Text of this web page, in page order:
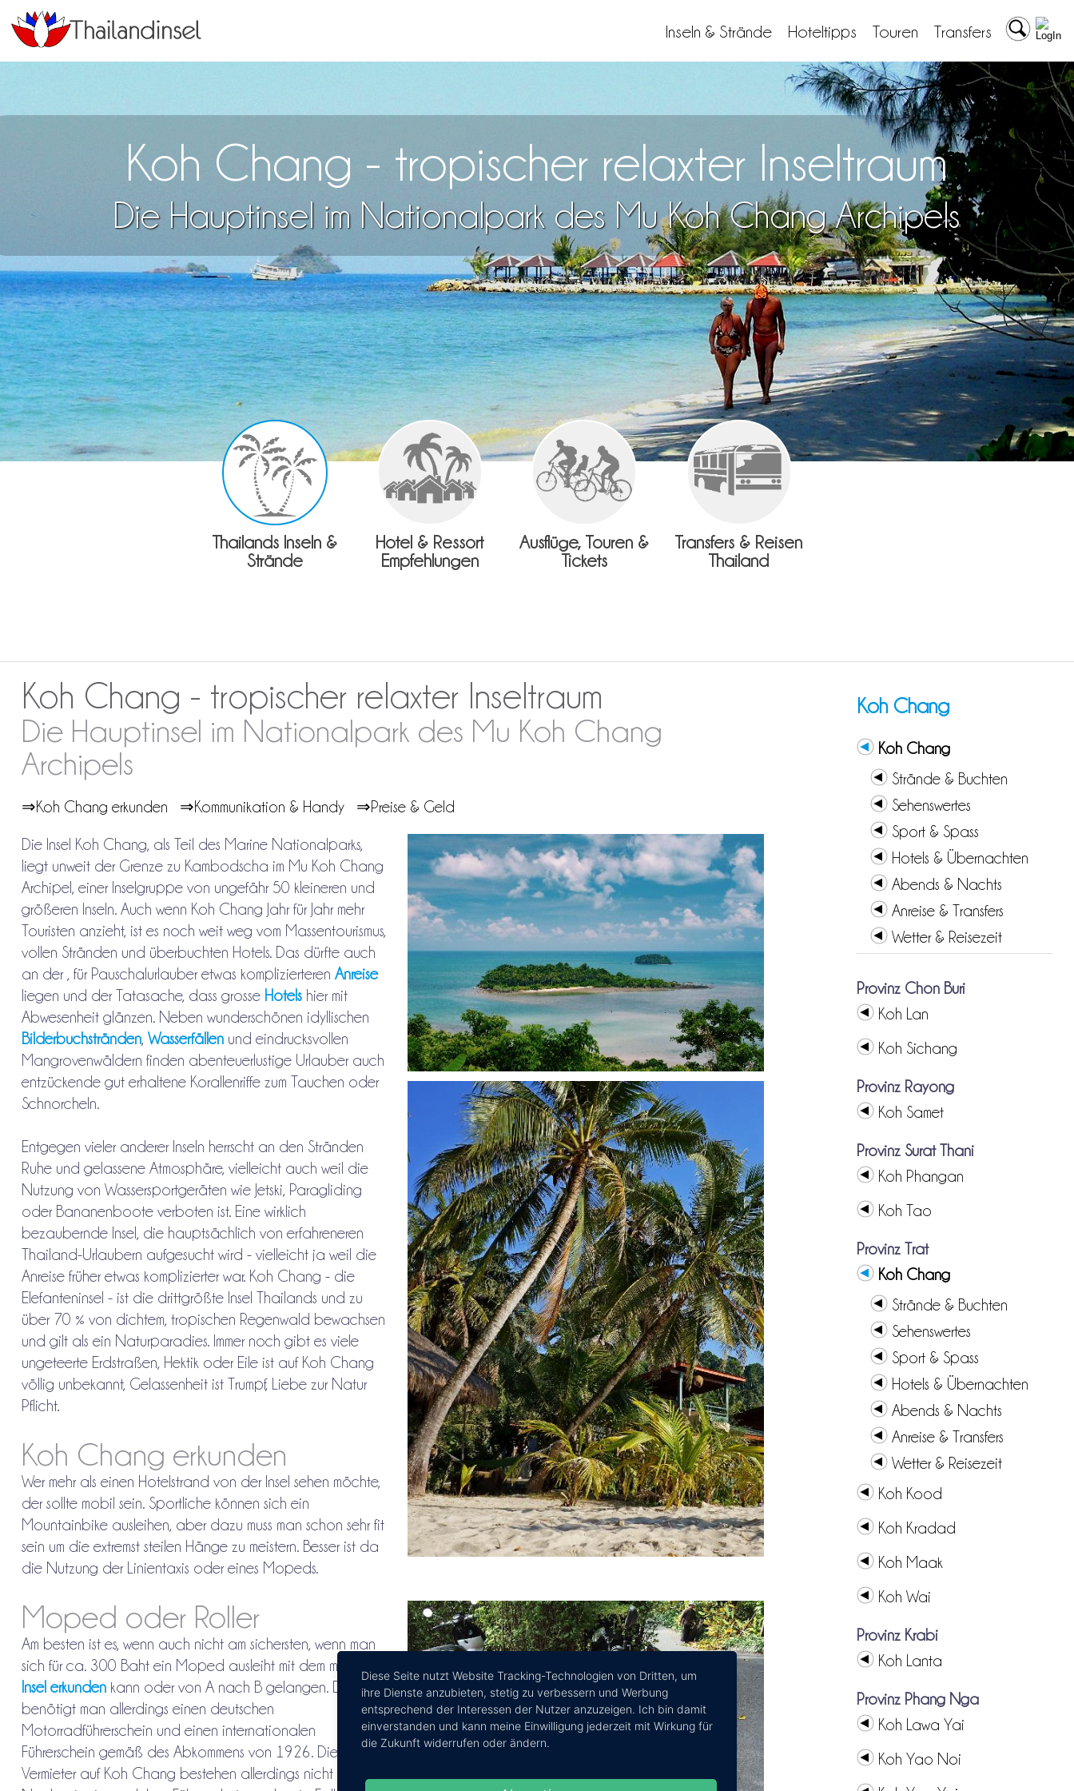
Transfers
Touren
Hoteltipps
Inseln & Strände
Koh Chang - tropischer relaxter Inseltraum
Die Hauptinsel im Nationalpark des Mu Koh Chang Archipels
Thailands Inseln &
Strände
Hotel & Ressort
Empfehlungen
Ausflüge, Touren &
Tickets
Transfers & Reisen
Thailand
Koh Chang - tropischer relaxter Inseltraum
Die Hauptinsel im Nationalpark des Mu Koh Chang
Archipels
⇒Koh Chang erkunden ⇒Kommunikation & Handy ⇒Preise & Geld
Die Insel Koh Chang, als Teil des Marine Nationalparks,
liegt unweit der Grenze zu Kambodscha im Mu Koh Chang
Archipel, einer Inselgruppe von ungefähr 50 kleineren und
größeren Inseln. Auch wenn Koh Chang Jahr für Jahr mehr
Touristen anzieht, ist es noch weit weg vom Massentourismus,
vollen Stränden und überbuchten Hotels. Das dürfte auch
an der , für Pauschalurlauber etwas komplizierteren Anreise
liegen und der Tatasache, dass grosse Hotelshier mit
Abwesenheit glänzen. Neben wunderschönen idyllischen
Bilderbuchstränden, Wasserfällenund eindrucksvollen
Mangrovenwäldern finden abenteuerlustige Urlauber auch
entzückende gut erhaltene Korallenriffe zum Tauchen oder
Schnorcheln.
Entgegen vieler anderer Inseln herrscht an den Stränden
Ruhe und gelassene Atmosphäre, vielleicht auch weil die
Nutzung von Wassersportgeräten wie Jetski, Paragliding
oder Bananenboote verboten ist. Eine wirklich
bezaubernde Insel, die hauptsächlich von erfahreneren
Thailand-Urlaubern aufgesucht wird - vielleicht ja weil die
Anreise früher etwas komplizierter war. Koh Chang - die
Elefanteninsel - ist die drittgrößte Insel Thailands und zu
über 70 % von dichtem, tropischen Regenwald bewachsen
und gilt als ein Naturparadies. Immer noch gibt es viele
ungeteerte Erdstraßen, Hektik oder Eile ist auf Koh Chang
völlig unbekannt, Gelassenheit ist Trumpf, Liebe zur Natur
Pflicht.
Koh Chang erkunden
Wer mehr als einen Hotelstrand von der Insel sehen möchte,
der sollte mobil sein. Sportliche können sich ein
Mountainbike ausleihen, aber dazu muss man schon sehr fit
sein um die extremst steilen Hänge zu meistern. Besser ist da
die Nutzung der Linientaxis oder eines Mopeds.
Moped oder Roller
Am besten ist es, wenn auch nicht am sichersten, wenn man
sich für ca. 300 Baht ein Moped ausleiht mit dem man die
Insel erkundenkann oder von A nach B gelangen. Dazu
benötigt man allerdings einen deutschen
Motorradführerschein und einen internationalen
Führerschein gemäß des Abkommens von 1926. Die meisten
Vermieter auf Koh Chang bestehen allerdings nicht auf den
Koh Chang
Koh Chang
Strände & Buchten
Sehenswertes
Sport & Spass
Hotels & Übernachten
Abends & Nachts
Anreise & Transfers
Wetter & Reisezeit
Provinz Chon Buri
Koh Lan
Koh Sichang
Provinz Rayong
Koh Samet
Provinz Surat Thani
Koh Phangan
Koh Tao
Provinz Trat
Koh Chang
Strände & Buchten
Sehenswertes
Sport & Spass
Hotels & Übernachten
Abends & Nachts
Anreise & Transfers
Wetter & Reisezeit
Koh Kood
Koh Kradad
Koh Maak
Koh Wai
Provinz Krabi
Koh Lanta
Provinz Phang Nga
Koh Lawa Yai
Koh Yao Noi
Diese Seite nutzt Website Tracking-Technologien von Dritten, um
ihre Dienste anzubieten, stetig zu verbessern und Werbung
entsprechend der Interessen der Nutzer anzuzeigen. Ich bin damit
einverstanden und kann meine Einwilligung jederzeit mit Wirkung für
die Zukunft widerrufen oder ändern.